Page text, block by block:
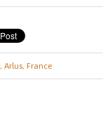
Arlus, France